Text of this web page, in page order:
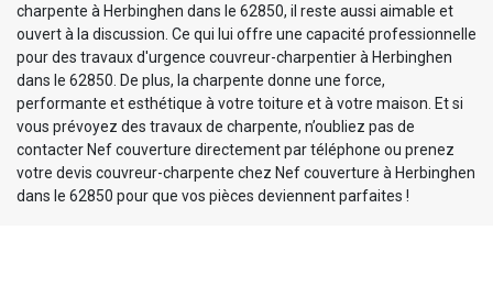
charpente à Herbinghen dans le 62850, il reste aussi aimable et
ouvert à la discussion. Ce qui lui offre une capacité professionnelle
pour des travaux d'urgence couvreur-charpentier à Herbinghen
dans le 62850. De plus, la charpente donne une force,
performante et esthétique à votre toiture et à votre maison. Et si
vous prévoyez des travaux de charpente, n’oubliez pas de
contacter Nef couverture directement par téléphone ou prenez
votre devis couvreur-charpente chez Nef couverture à Herbinghen
dans le 62850 pour que vos pièces deviennent parfaites !